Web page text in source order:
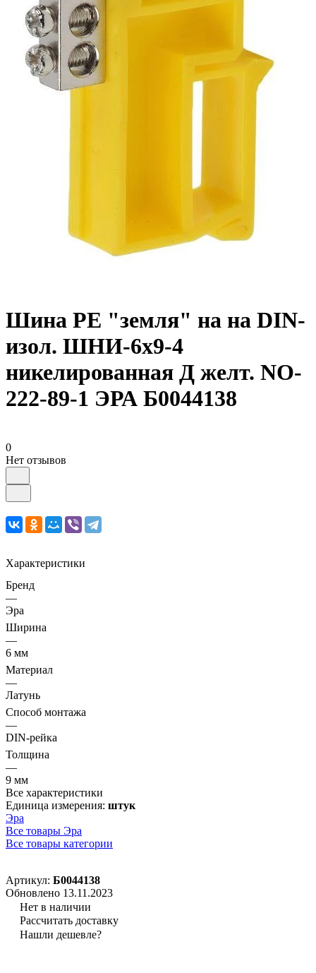
Шина PE "земля" на на DIN-
изол. ШНИ-6х9-4
никелированная Д желт. NO-
222-89-1 ЭРА Б0044138
0
Нет отзывов
Характеристики
Бренд
—
Эра
Ширина
—
6 мм
Материал
—
Латунь
Способ монтажа
—
DIN-рейка
Толщина
—
9 мм
Все характеристики
Единица измерения: штук
Эра
Все товары Эра
Все товары категории
Артикул: Б0044138
Обновлено 13.11.2023
Нет в наличии
Рассчитать доставку
Нашли дешевле?